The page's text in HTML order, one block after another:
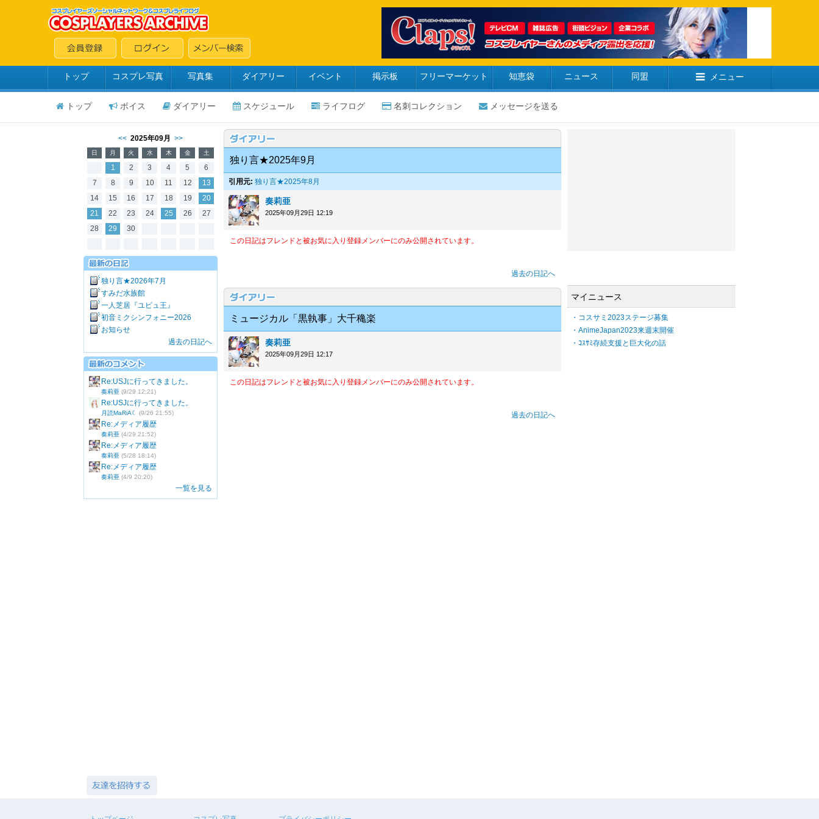
トップ コスプレ写真 写真集 ダイアリー イベント 掲示板 フリーマーケット 知恵袋 ニュース 同盟 メニュー
トップ ボイス ダイアリー スケジュール ライフログ 名刺コレクション メッセージを送る
<< 2025年09月 >>
日 月 火 水 木 金 土
1 2 3 4 5
6
7
8 9 10 11 12
13
14
15 16 17 18 19
20
21
22 23 24 25 26
27
28
29 30
独り言★2026年7月
すみだ水族館
一人芝居『ユビュ王』
初音ミクシンフォニー2026
お知らせ
過去の日記へ
Re:USJに行ってきました。
奏莉亜 (9/29 12:21)
Re:USJに行ってきました。
月読MaRiA☾ (9/26 21:55)
Re:メディア履歴
奏莉亜 (4/29 21:52)
Re:メディア履歴
奏莉亜 (5/28 18:14)
Re:メディア履歴
奏莉亜 (4/9 20:20)
一覧を見る
独り言★2025年9月
引用元: 独り言★2025年8月
奏莉亜
2025年09月29日 12:19
この日記はフレンドと被お気に入り登録メンバーにのみ公開されています。
過去の日記へ
ミュージカル「黒執事」大千穐楽
奏莉亜
2025年09月29日 12:17
この日記はフレンドと被お気に入り登録メンバーにのみ公開されています。
過去の日記へ
マイニュース
・コスサミ2023ステージ募集
・AnimeJapan2023来週末開催
・ｺｽｻﾐ存続支援と巨大化の話